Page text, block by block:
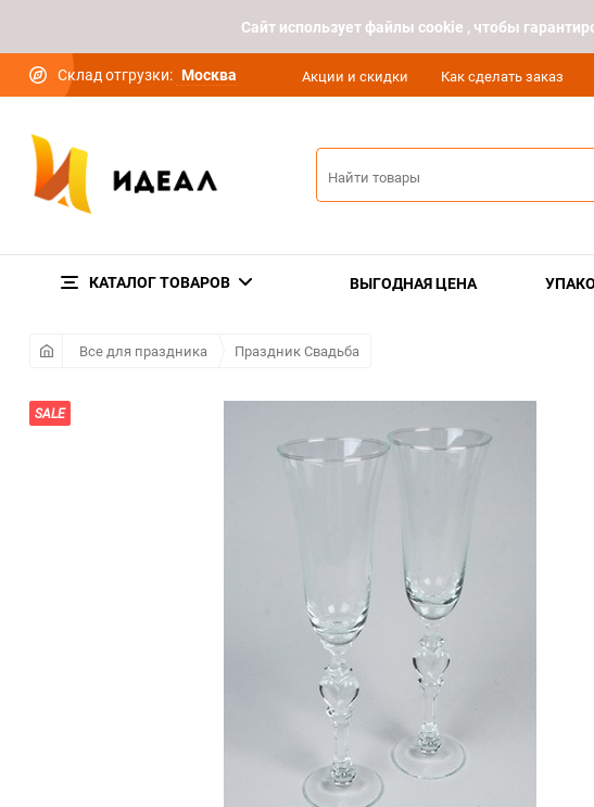
Cайт использует файлы cookie , чтобы
Склад отгрузки: Москва Акции и скидки Как сделать заказ
КАТАЛОГ ТОВАРОВ ВЫГОДНАЯ ЦЕНА
Все для праздника Праздник Свадьба
SALE